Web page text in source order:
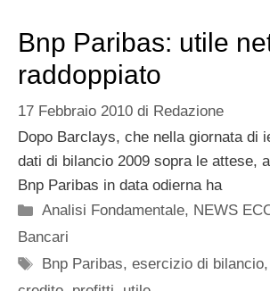
Bnp Paribas: utile
raddoppiato
17 Febbraio 2010 di Redazione
Dopo Barclays, che nella giornata di
dati di bilancio 2009 sopra le attese,
Bnp Paribas in data odierna ha
Categorie
Analisi Fondamentale, NEWS
Bancari
Tag
Bnp Paribas,esercizio di bilancio,